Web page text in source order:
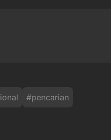
#pencarian